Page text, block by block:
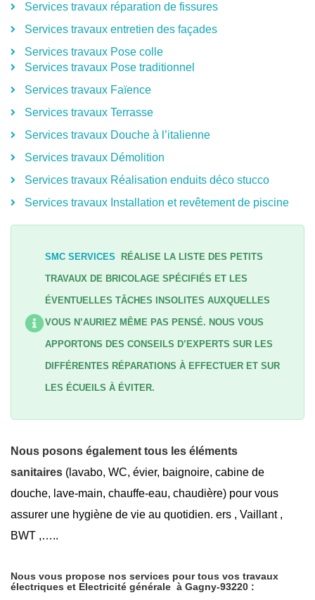
Services travaux réparation de fissures
Services travaux entretien des façades
Services travaux Pose colle
Services travaux Pose traditionnel
Services travaux Faïence
Services travaux Terrasse
Services travaux Douche à l’italienne
Services travaux Démolition
Services travaux Réalisation enduits déco stucco
Services travaux Installation et revêtement de piscine
SMC SERVICES RÉALISE LA LISTE DES PETITS
TRAVAUX DE BRICOLAGE SPÉCIFIÉS ET LES
ÉVENTUELLES TÂCHES INSOLITES AUXQUELLES
VOUS N’AURIEZ MÊME PAS PENSÉ. NOUS VOUS
APPORTONS DES CONSEILS D’EXPERTS SUR LES
DIFFÉRENTES RÉPARATIONS À EFFECTUER ET SUR
LES ÉCUEILS À ÉVITER.
Nous posons également tous les éléments
sanitaires (lavabo, WC, évier, baignoire, cabine de
douche, lave-main, chauffe-eau, chaudière) pour vous
assurer une hygiène de vie au quotidien. ers , Vaillant ,
BWT ,…..
Nous vous propose nos services pour tous vos travaux
électriques et Electricité générale à Gagny-93220 :